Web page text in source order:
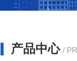
产品中心 /